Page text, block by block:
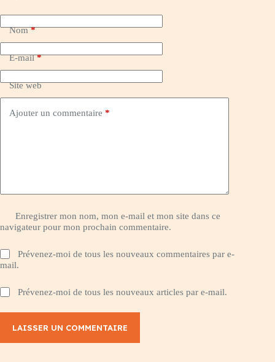
Nom*
E-mail*
Site web
Ajouter un commentaire *
Enregistrer mon nom, mon e-mail et mon site dans ce
navigateur pour mon prochain commentaire.
Prévenez-moi de tous les nouveaux commentaires par e-
mail.
Prévenez-moi de tous les nouveaux articles par e-mail.
LAISSER UN COMMENTAIRE